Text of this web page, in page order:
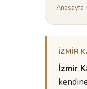
Anasayfa ›
İZMIR
İzmir